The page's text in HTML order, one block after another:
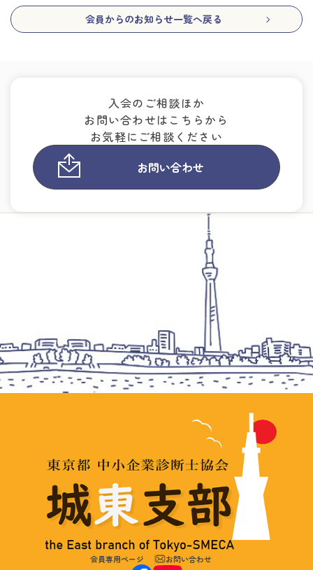
会員からのお知らせ一覧へ戻る
入会のご相談ほか
お問い合わせはこちらから
お気軽にご相談ください
お問い合わせ
会員専用ページ お問い合わせ